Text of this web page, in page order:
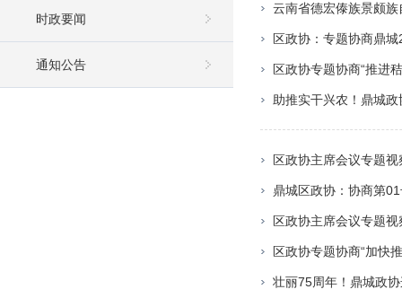
时政要闻
通知公告
云南省德宏傣族景颇
区政协：专题协商鼎
区政协专题协商“推进
助推实干兴农！鼎城
区政协主席会议专题
鼎城区政协：协商第
区政协主席会议专题
区政协专题协商“加快
壮丽75周年！鼎城政